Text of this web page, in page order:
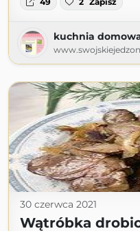
kuchnia
30 czerwca 2021
Wątróbka